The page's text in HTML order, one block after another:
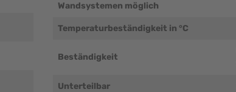
Wandsystemen möglich
Temperaturbeständigkeit in °C
Beständigkeit
Unterteilbar